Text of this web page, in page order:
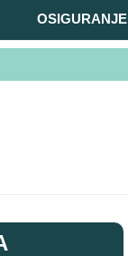
OSIGURANJE